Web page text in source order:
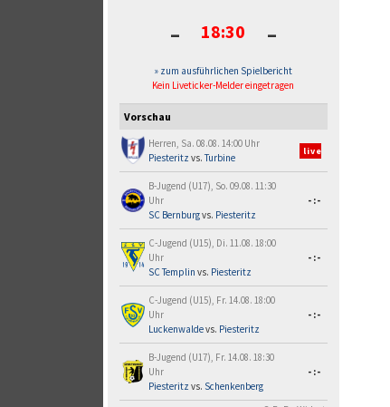
- 18:30 -
» zum ausführlichen Spielbericht
Kein Liveticker-Melder eingetragen
Vorschau
Herren, Sa. 08.08. 14:00 Uhr
Piesteritz vs.Turbine
live
B-Jugend (U17), So. 09.08. 11:30
Uhr
SC Bernburgvs. Piesteritz
-:-
C-Jugend (U15), Di. 11.08. 18:00
Uhr
SC Templin vs. Piesteritz
-:-
C-Jugend (U15), Fr. 14.08. 18:00
Uhr
Luckenwaldevs. Piesteritz
-:-
B-Jugend (U17), Fr. 14.08. 18:30
Uhr
Piesteritz vs. Schenkenberg
-:-